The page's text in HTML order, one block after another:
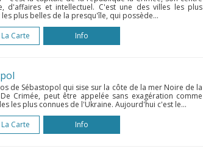
d'affaires et intellectuel. C'est une des villes les plus
les plus belles de la presqu'île, qui possède...
Carte
Info
de Sébastopol qui sise sur la côte de la mer Noire de la
De Crimée, peut être appelée sans exagération comme
les plus connues de l'Ukraine. Aujourd'hui c'est le...
Carte
Info